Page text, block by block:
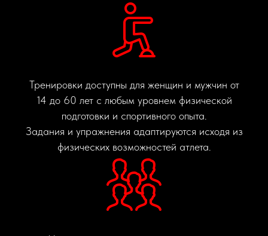
Тренировки доступны для женщин и мужчин от
14 до 60 лет с любым уровнем физической
подготовки и спортивного опыта.
Задания и упражнения адаптируются исходя из
физических возможностей атлета.